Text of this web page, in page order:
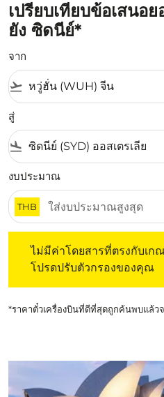
เปรียบเทียบข้อเสนอ
ยัง ซิดนีย์*
จาก
flight_takeoff
สู่
flight_land
งบประมาณ
THB
ไม่มีค่าโดยสารที่ตรงกับเ
โปรดปรับตัวกรองของคุณ
*ราคาตั๋วเครื่องบินที่ดีที่สุดถูกค้นพบแล้ว